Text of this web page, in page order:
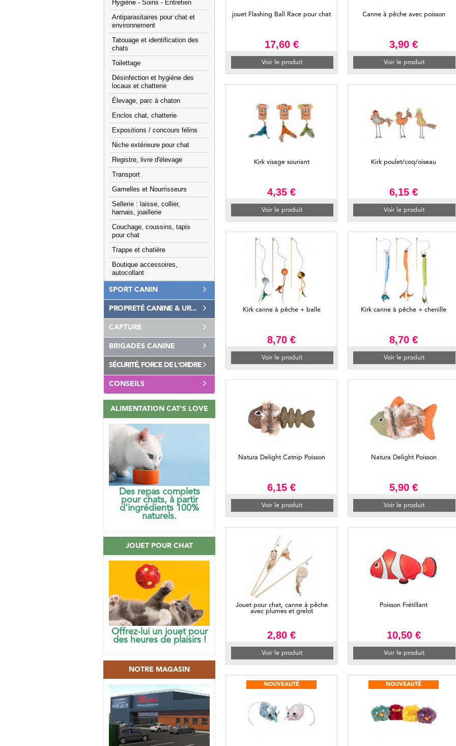
Hygiène - Soins - Entretien
Antiparasitaires pour chat et
environnement
Tatouage et identification des
chats
Toilettage
Désinfection et hygiène des
locaux et chatterie
Élevage, parc à chaton
Enclos chat, chatterie
Expositions / concours félins
Niche extérieure pour chat
Registre, livre d'élevage
Transport
Gamelles et Nourrisseurs
Sellerie : laisse, collier,
harnais, joaillerie
Couchage, coussins, tapis
pour chat
Trappe et chatière
Boutique accessoires,
autocollant
SPORT CANIN
PROPRETÉ CANINE & UR...
CAPTURE
BRIGADES CANINE
SÉCURITÉ, FORCE DE L'ORDRE
CONSEILS
ALIMENTATION CAT'S LOVE
Des repas complets
pour chats, à partir
d’ingrédients 100%
naturels.
JOUET POUR CHAT
Offrez-lui un jouet pour
des heures de plaisirs !
NOTRE MAGASIN
jouet Flashing Ball Race pour chat
17,60 €
Voir le produit
Canne à pêche avec poisson
3,90 €
Voir le produit
Kirk visage souriant
4,35 €
Voir le produit
Kirk poulet/coq/oiseau
6,15 €
Voir le produit
Kirk canne à pêche + balle
8,70 €
Voir le produit
Kirk canne à pêche + chenille
8,70 €
Voir le produit
Natura Delight Catnip Poisson
6,15 €
Voir le produit
Natura Delight Poisson
5,90 €
Voir le produit
Jouet pour chat, canne à pêche
avec plumes et grelot
2,80 €
Voir le produit
Poisson Frétillant
10,50 €
Voir le produit
NOUVEAUTÉ NOUVEAUTÉ